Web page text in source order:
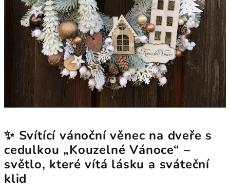
✨ Svítící vánoční věnec na dveře s
cedulkou „Kouzelné Vánoce“ –
světlo, které vítá lásku a sváteční
klid